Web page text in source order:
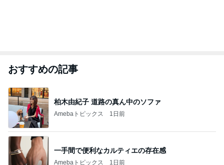
おすすめの記事
柏木由紀子 道路の真ん中のソファ
Amebaトピックス 1日前
一手間で便利なカルティエの存在感
Amebaトピックス 1日前